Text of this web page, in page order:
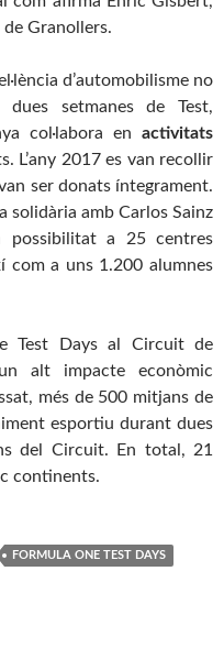
de Granollers.
d’automobilisme no
setmanes de Test,
col·labora enactivitats
L’any 2017 es van recollir
ser donats íntegrament.
solidària amb Carlos Sainz
a 25 centres
com a uns 1.200 alumnes
Test Days al Circuitde
un alt impacte econòmic
més de 500 mitjans de
esportiu durant dues
del Circuit. En total, 21
continents.
FORMULA ONE TEST DAYS